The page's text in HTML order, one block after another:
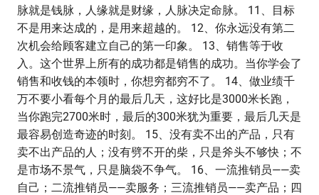
脉就是钱脉，人缘就是财缘，人脉决定命脉。 11、目标
不是用来达成的，是用来超越的。 12、你永远没有第二
次机会给顾客建立自己的第一印象。 13、销售等于收
入。这个世界上所有的成功都是销售的成功。当你学会了
销售和收钱的本领时，你想穷都穷不了。 14、做业绩千
万不要小看每个月的最后几天，这好比是3000米长跑，
当你跑完2700米时，最后的300米犹为重要，最后几天是
最容易创造奇迹的时刻。 15、没有卖不出的产品，只有
卖不出产品的人；没有劈不开的柴，只是斧头不够快；不
是市场不景气，只是脑袋不争气。 16、一流推销员——卖
自己；二流推销员——卖服务；三流推销员——卖产品；四